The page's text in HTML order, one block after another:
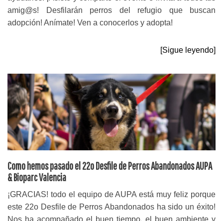
amig@s! Desfilarán perros del refugio que buscan
adopción! Anímate! Ven a conocerlos y adopta!
[Sigue leyendo]
Como hemos pasado el 22o Desfile de Perros Abandonados AUPA
& Bioparc Valencia
¡GRACIAS! todo el equipo de AUPA está muy feliz porque
este 22o Desfile de Perros Abandonados ha sido un éxito!
Nos ha acompañado el buen tiempo, el buen ambiente y